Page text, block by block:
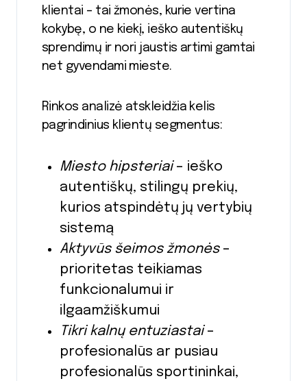
klientai – tai žmonės, kurie vertina
kokybę, o ne kiekį, ieško autentiškų
sprendimų ir nori jaustis artimi gamtai
net gyvendami mieste.
Rinkos analizė atskleidžia kelis
pagrindinius klientų segmentus:
Miesto hipsteriai– ieško
autentiškų, stilingų prekių,
kurios atspindėtų jų vertybių
sistemą
Aktyvūs šeimos žmonės–
prioritetas teikiamas
funkcionalumui ir
ilgaamžiškumui
Tikri kalnų entuziastai–
profesionalūs ar pusiau
profesionalūs sportininkai,